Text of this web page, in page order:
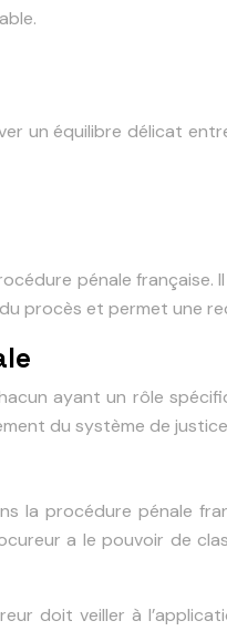
un équilibre délicat
pénale
procès et permet une
ayant un rôle
du système de
la procédure pénale
a le pouvoir de
doit veiller à